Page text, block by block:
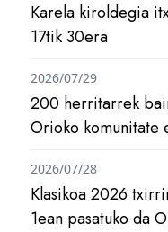
Karela kiroldegia
17tik 30era
200 herritarrek
Orioko komunitate
2026/07/29
Klasikoa 2026
1ean pasatuko da
2026/07/28